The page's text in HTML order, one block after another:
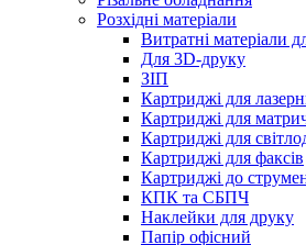
Розхідні матеріали
Витратні матеріали
Для 3D-друку
ЗІП
Картриджі для
Картриджі для
Картриджі для
Картриджі для факсів
Картриджі до
КПК та СБПЧ
Наклейки для друку
Папір офісний